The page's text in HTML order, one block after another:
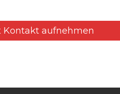
Kontakt aufnehmen